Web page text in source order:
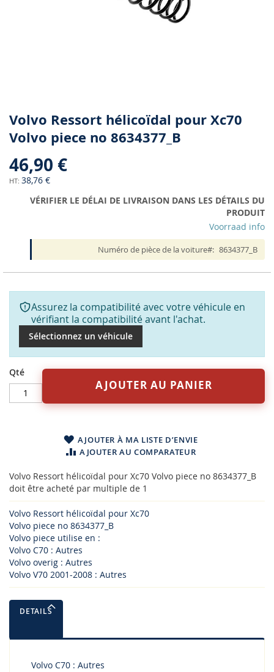
Skip
to
the
of
the
gallery
Volvo Ressort hélicoïdal pour Xc70
Volvo piece no 8634377_B
46,90 €
38,76 €
VÉRIFIER LE DÉLAI DE LIVRAISON DANS LES DÉTAILS DU
PRODUIT
Voorraad info
Numéro de pièce de la voiture 8634377_B
Assurez la compatibilité avec votre véhicule en
vérifiant la compatibilité avant l'achat.
Sélectionnez un véhicule
Qté
AJOUTER AU PANIER
AJOUTER À MA LISTE D’ENVIE
AJOUTER AU COMPARATEUR
Volvo Ressort hélicoïdal pour Xc70 Volvo piece no 8634377_B
doit être acheté par multiple de 1
Volvo Ressort hélicoïdal pour Xc70
Volvo piece no 8634377_B
Volvo piece utilise en :
Volvo C70 : Autres
Volvo overig : Autres
Volvo V70 2001-2008 : Autres
DETAILS
Volvo C70 : Autres